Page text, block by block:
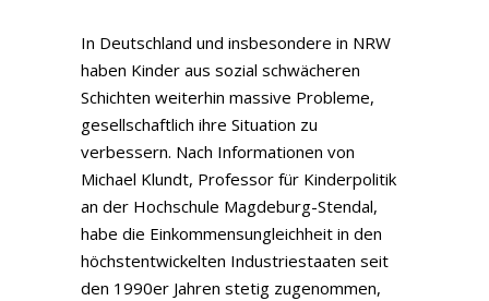
In Deutschland und insbesondere in NRW
haben Kinder aus sozial schwächeren
Schichten weiterhin massive Probleme,
gesellschaftlich ihre Situation zu
verbessern. Nach Informationen von
Michael Klundt, Professor für Kinderpolitik
an der Hochschule Magdeburg-Stendal,
habe die Einkommensungleichheit in den
höchstentwickelten Industriestaaten seit
den 1990er Jahren stetig zugenommen,